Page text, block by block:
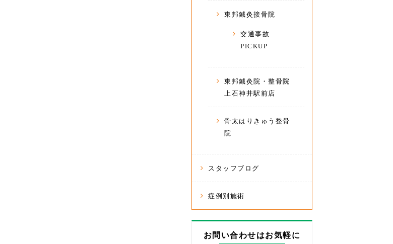
東邦鍼灸接骨院
交通事故
PICKUP
東邦鍼灸院・整骨院
上石神井駅前店
骨太はりきゅう整骨
院
スタッフブログ
症例別施術
お問い合わせはお気軽に